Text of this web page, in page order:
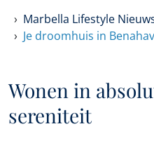
Marbella Lifestyle
Je droomhuis in
Wonen in
sereniteit